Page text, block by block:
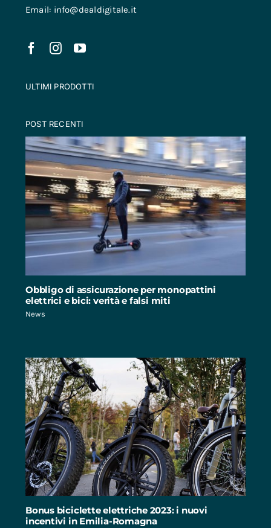
Email: info@dealdigitale.it
ULTIMI PRODOTTI
POST RECENTI
Obbligo di assicurazione per monopattini
elettrici e bici: verità e falsi miti
News
Bonus biciclette elettriche 2023: i nuovi
incentivi in Emilia-Romagna